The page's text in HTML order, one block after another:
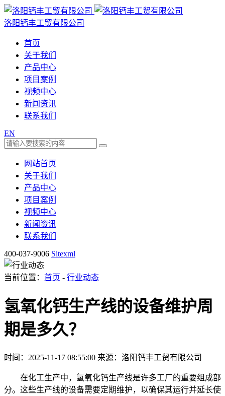
洛阳钙丰工贸有限公司
首页
关于我们
产品中心
项目案例
视频中心
新闻资讯
联系我们
EN
网站首页
关于我们
产品中心
项目案例
视频中心
新闻资讯
联系我们
400-037-9006 Sitexml
当前位置： 首页 - 行业动态
氢氧化钙生产线的设备维护周
期是多久？
时间：2025-11-17 08:55:00 来源：洛阳钙丰工贸有限公司
在化工生产中，氢氧化钙生产线是许多工厂的重要组成部
分。这些生产线的设备需要定期维护，以确保其运行并延长使